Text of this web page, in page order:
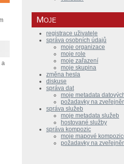
a
Moje
registrace uživatele
správa osobních údajů
moje organizace
moje role
moje zařazení
moje skupina
změna hesla
diskuse
správa dat
moje metadata
požadavky na
správa služeb
moje metadata služeb
hostované služby
správa kompozic
moje mapové
požadavky na